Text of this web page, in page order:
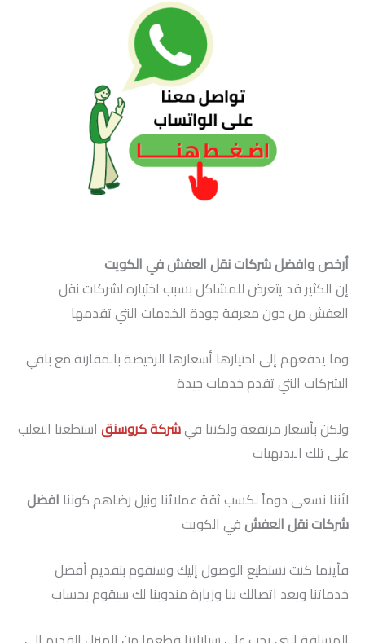
أرخص وافضل شركات نقل العفش في الكويت
إن الكثير قد يتعرض للمشاكل بسبب اختياره لشركات نقل
العفش من دون معرفة جودة الخدمات التي تقدمها
وما يدفعهم إلى اختيارها أسعارها الرخيصة بالمقارنة مع باقي
الشركات التي تقدم خدمات جيدة
ولكن بأسعار مرتفعة ولكننا فيشركة كروسنق استطعنا التغلب
على تلك البديهيات
لأننا نسعى دوماً لكسب ثقة عملائنا ونيل رضاهم كوننا افضل
شركات نقل العفشفي الكويت
فأينما كنت نستطيع الوصول إليك وسنقوم بتقديم أفضل
خدماتنا وبعد اتصالك بنا وزيارة مندوبنا لك سيقوم بحساب